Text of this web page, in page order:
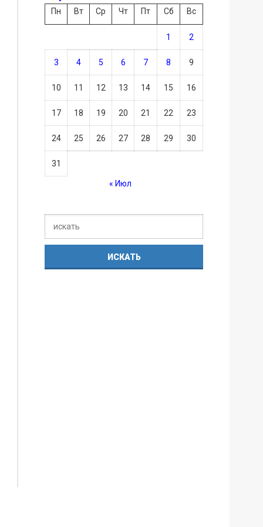
Пн
Вт Ср Чт Пт Сб Вс
1 2
3 4 5 6 7 8 9
10 11 12 13 14 15 16
17 18 19 20 21 22 23
24 25 26 27 28 29 30
31
« Июл